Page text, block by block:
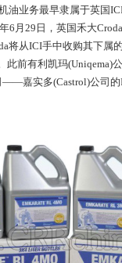
油业务最早隶属于英国
6月29日，英国禾大
将从ICI手中收购其下属
此前有利凯玛(Uniqema)
——嘉实多(Castrol)公司的